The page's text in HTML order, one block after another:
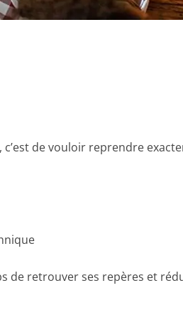
de vouloir reprendre
de retrouver ses repères et